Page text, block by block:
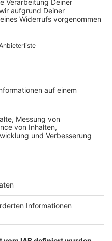
gehörten:
Landtags
Deutscher
Mitglied des
NRW
Radio
und Konzeption,
Lehre, Folkwang
Institut
NRW-Pressefoto 2024